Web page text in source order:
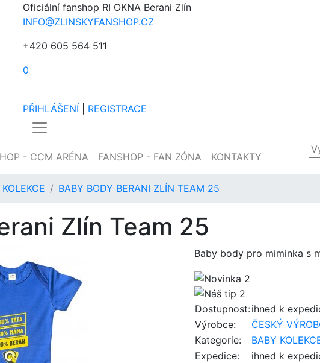
Oficiální fanshop RI OKNA Berani Zlín
INFO@ZLINSKYFANSHOP.CZ
+420 605 564 511
0
PŘIHLÁŠENÍ
REGISTRACE
- CCM ARÉNA FANSHOP - FAN ZÓNA KONTAKTY
BABY BODY BERANI ZLÍN TEAM 25
Zlín Team 25
Baby body pro miminka s
Dostupnost:ihned k
Výrobce:
ČESKÝ
Kategorie:
BABY
Expedice:
ihned k